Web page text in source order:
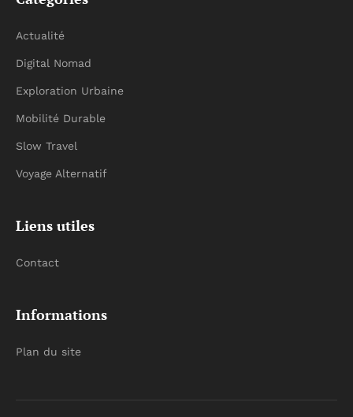
Actualité
Digital Nomad
Exploration Urbaine
Mobilité Durable
Slow Travel
Voyage Alternatif
Liens utiles
Contact
Informations
Plan du site